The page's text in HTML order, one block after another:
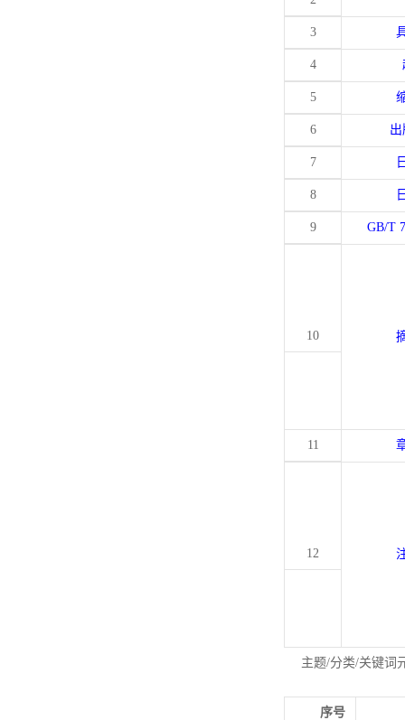
3
4
5
6
7
8
9 GB/T
10
11
12
主题/分类/关键词
序号